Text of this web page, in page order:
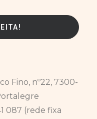
Fino, nº22, 7300-
087 (rede fixa